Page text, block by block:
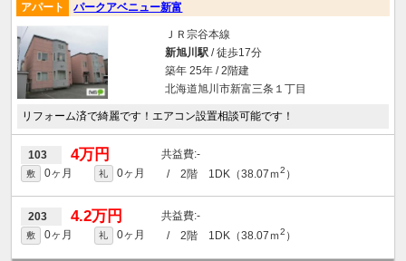
アパート パークアベニュー新富
ＪＲ宗谷本線
新旭川駅/ 徒歩17分
築年 25年 / 2階建
北海道旭川市新富三条１丁目
リフォーム済で綺麗です！エアコン設置相談可能です！
103 4万円 -
敷 0ヶ月 礼 0ヶ月 / 2階 1DK（38.07ｍ2 ）
203 4.2万円 -
敷 0ヶ月 礼 0ヶ月 / 2階 1DK（38.07ｍ2 ）